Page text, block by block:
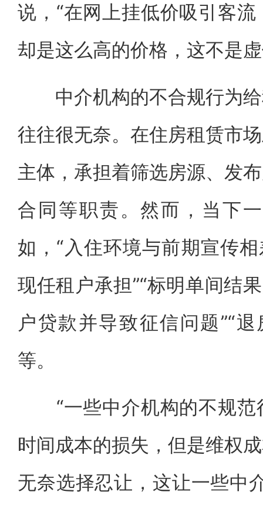
说，“在网上挂低价吸引客
却是这么高的价格，这不是
中介机构的不合规行为给
往往很无奈。在住房租赁市
主体，承担着筛选房源、发
合同等职责。然而，当下
如，“入住环境与前期宣传
现任租户承担”“标明单间结
户贷款并导致征信问题”“
等。
“一些中介机构的不规范
时间成本的损失，但是维权
无奈选择忍让，这让一些中